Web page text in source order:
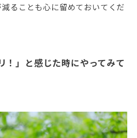
ることも心に留めておいてくだ
！」と感じた時にやってみて